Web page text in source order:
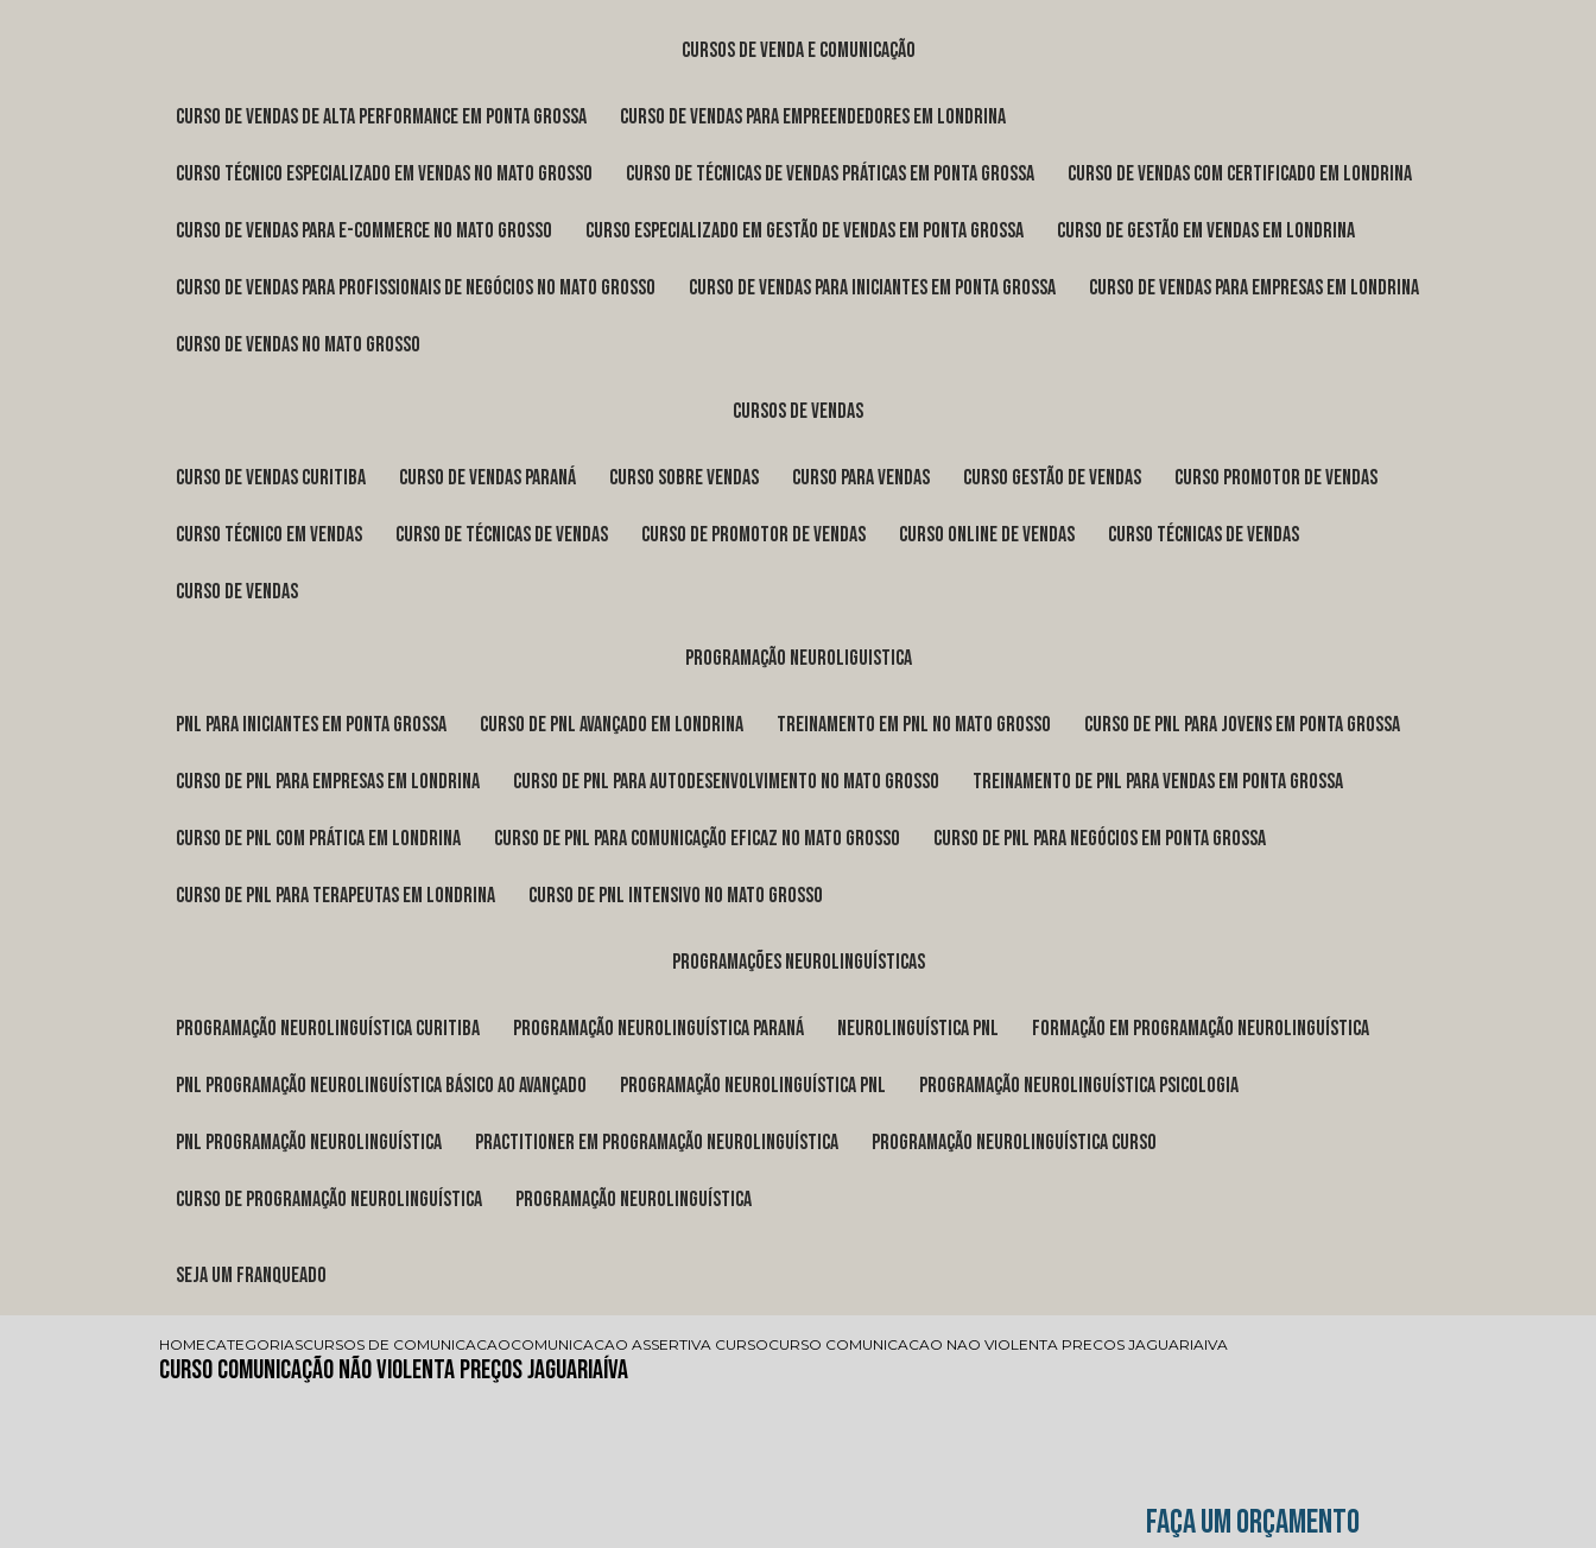
cursos de venda e comunicação
curso de vendas de alta performance em Ponta Grossa curso de vendas para empreendedores em Londrina
curso técnico especializado em vendas no Mato Grosso curso de técnicas de vendas práticas em Ponta Grossa curso de vendas com certificado em Londrina
curso de vendas para e-commerce no Mato Grosso curso especializado em gestão de vendas em Ponta Grossa curso de gestão em vendas em Londrina
curso de vendas para profissionais de negócios no Mato Grosso curso de vendas para iniciantes em Ponta Grossa curso de vendas para empresas em Londrina
curso de vendas no Mato Grosso
cursos de vendas
curso de vendas Curitiba curso de vendas Paraná curso sobre vendas curso para vendas curso gestão de vendas curso promotor de vendas
curso técnico em vendas curso de técnicas de vendas curso de promotor de vendas curso online de vendas curso técnicas de vendas
curso de vendas
programação neuroliguistica
pnl para iniciantes em Ponta Grossa curso de pnl avançado em Londrina treinamento em pnl no Mato Grosso curso de pnl para jovens em Ponta Grossa
curso de pnl para empresas em Londrina curso de pnl para autodesenvolvimento no Mato Grosso treinamento de pnl para vendas em Ponta Grossa
curso de pnl com prática em Londrina curso de pnl para comunicação eficaz no Mato Grosso curso de pnl para negócios em Ponta Grossa
curso de pnl para terapeutas em Londrina curso de pnl intensivo no Mato Grosso
programações neurolinguísticas
programação neurolinguística Curitiba programação neurolinguística Paraná neurolinguística pnl formação em programação neurolinguística
pnl programação neurolinguística básico ao avançado programação neurolinguística pnl programação neurolinguística psicologia
pnl programação neurolinguística practitioner em programação neurolinguística programação neurolinguística curso
curso de programação neurolinguística programação neurolinguística
Seja um franqueado
HOMECATEGORIASCURSOS DE COMUNICACAOCOMUNICACAO ASSERTIVA CURSOCURSO COMUNICACAO NAO VIOLENTA PRECOS JAGUARIAIVA
Curso Comunicação Não Violenta Preços Jaguariaíva
FAÇA UM ORÇAMENTO